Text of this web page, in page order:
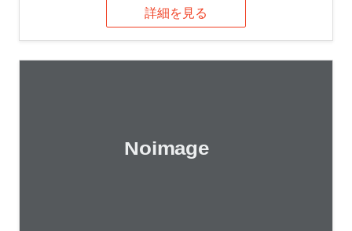
詳細を見る